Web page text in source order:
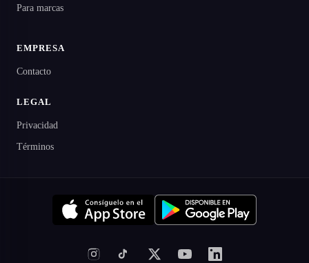
Para marcas
EMPRESA
Contacto
LEGAL
Privacidad
Términos